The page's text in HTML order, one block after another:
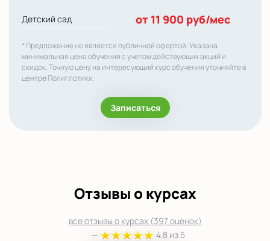
Детский сад от 11 900 руб/мес
* Предложение не является публичной офертой. Указана
минимальная цена обучения с учетом действующих акций и
скидок. Точную цену на интересующий курс обучения уточняйте в
центре Полиглотики.
Записаться
Отзывы о курсах
все отзывы о курсах (397 оценок)
—
4.8 из 5